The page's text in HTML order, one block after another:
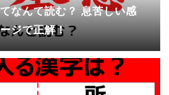
てなんて読む？ 息苦しい感
ジで正解！